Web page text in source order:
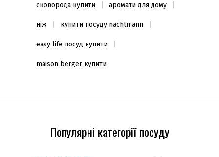
сковорода купити аромати для дому
ніж купити посуду nachtmann
easy life посуд купити
maison berger купити
Популярні категорії посуду